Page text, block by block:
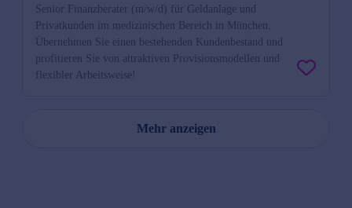
Senior Finanzberater (m/w/d) für Geldanlage und
Privatkunden im medizinischen Bereich in München.
Übernehmen Sie einen bestehenden Kundenbestand und
profitieren Sie von attraktiven Provisionsmodellen und
flexibler Arbeitsweise!
Mehr anzeigen